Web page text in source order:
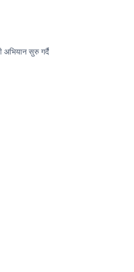
सुरु गर्दै